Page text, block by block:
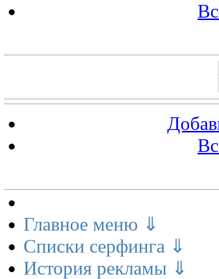
Главное меню ⇓
Списки серфинга ⇓
История рекламы ⇓